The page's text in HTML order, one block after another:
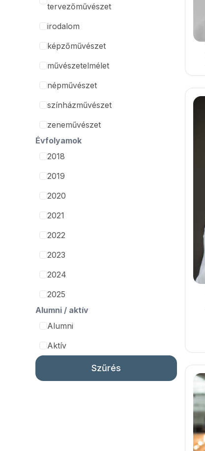
tervezőművészet
irodalom
képzőművészet
művészetelmélet
népművészet
színházművészet
zeneművészet
Évfolyamok
2018
2019
2020
2021
2022
2023
2024
2025
Alumni / aktív
Alumni
Aktív
Szűrés